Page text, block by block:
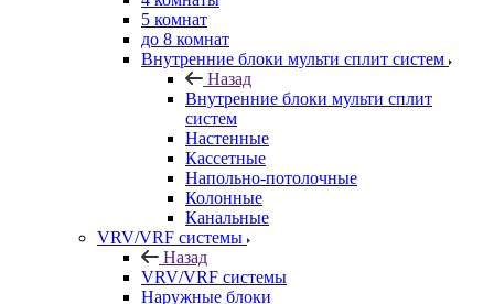
5 комнат
до 8 комнат
Внутренние блоки мульти сплит систем
Назад
Внутренние блоки мульти сплит
систем
Настенные
Кассетные
Напольно-потолочные
Колонные
Канальные
VRV/VRF системы
Назад
VRV/VRF системы
Наружные блоки